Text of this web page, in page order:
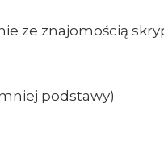
ze znajomością
podstawy)